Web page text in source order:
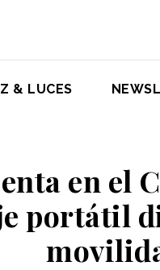
& LUCES
en el
portátil